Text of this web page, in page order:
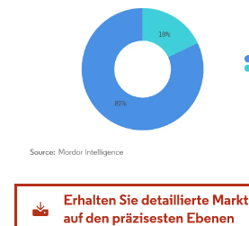
Bild © Mordor Intelligence. Wiederverwendung